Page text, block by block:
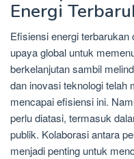
Energi
Efisiensi energi terbarukan
upaya global untuk
berkelanjutan sambil
dan inovasi teknologi telah
mencapai efisiensi ini.
perlu diatasi, termasuk
publik. Kolaborasi antara
menjadi penting untuk